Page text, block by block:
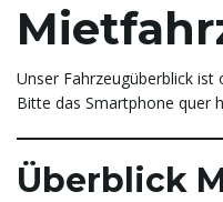
Unser Fahrzeugüberblick
Bitte das Smartphone quer
Überblick